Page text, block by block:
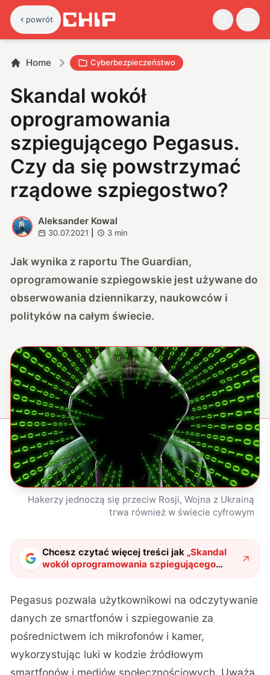
powrót
Home Cyberbezpieczeństwo
Skandal wokół
oprogramowania
szpiegującego Pegasus.
Czy da się powstrzymać
rządowe szpiegostwo?
A
Aleksander Kowal
30.07.2021 3 min
Jak wynika z raportu The Guardian,
oprogramowanie szpiegowskie jest używane do
obserwowania dziennikarzy, naukowców i
polityków na całym świecie.
Hakerzy jednoczą się przeciw Rosji, Wojna z Ukrainą
trwa również w świecie cyfrowym
Chcesz czytać więcej treści jak „Skandal
wokół oprogramowania szpiegującego
Pegasus. Czy da się powstrzymać rządowe
Pegasus pozwala użytkownikowi na odczytywanie
danych ze smartfonów i szpiegowanie za
pośrednictwem ich mikrofonów i kamer,
wykorzystując luki w kodzie źródłowym
smartfonów i mediów społecznościowych. Uważa